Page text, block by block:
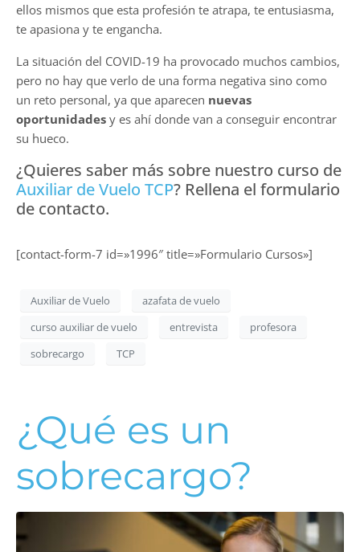
ellos mismos que esta profesión te atrapa, te entusiasma,
te apasiona y te engancha.
La situación del COVID-19 ha provocado muchos cambios,
pero no hay que verlo de una forma negativa sino como
un reto personal, ya que aparecen nuevas
oportunidades y es ahí donde van a conseguir encontrar
su hueco.
¿Quieres saber más sobre nuestro curso de
Auxiliar de Vuelo TCP? Rellena el formulario
de contacto.
[contact-form-7 id=»1996″ title=»Formulario Cursos»]
Auxiliar de Vuelo
azafata de vuelo
curso auxiliar de vuelo
entrevista
profesora
sobrecargo
TCP
¿Qué es un
sobrecargo?